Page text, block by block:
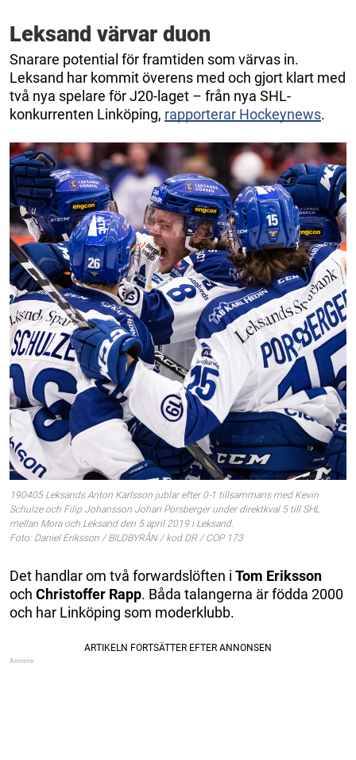
Leksand värvar duon
Snarare potential för framtiden som värvas in.
Leksand har kommit överens med och gjort klart med
två nya spelare för J20-laget – från nya SHL-
konkurrenten Linköping, rapporterar Hockeynews.
190405 Leksands Anton Karlsson jublar efter 0-1 tillsammans med Kevin
Schulze och Filip Johansson Johan Porsberger under direktkval 5 till SHL
mellan Mora och Leksand den 5 april 2019 i Leksand.
Foto: Daniel Eriksson / BILDBYRÅN / kod DR / COP 173
Det handlar om två forwardslöften i Tom Eriksson
och Christoffer Rapp. Båda talangerna är födda 2000
och har Linköping som moderklubb.